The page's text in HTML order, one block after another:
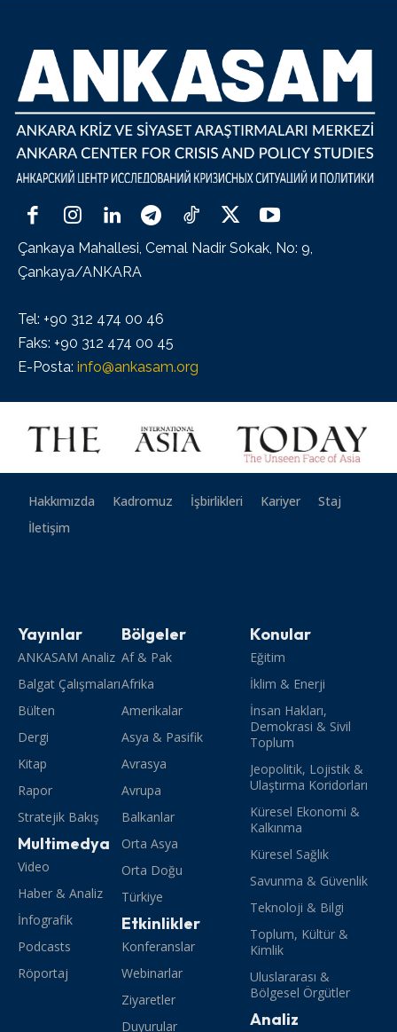
Çankaya Mahallesi, Cemal Nadir Sokak, No: 9,
Çankaya/ANKARA
Tel: +90 312 474 00 46
Faks: +90 312 474 00 45
E-Posta: info@ankasam.org
Hakkımızda Kadromuz İşbirlikleri Kariyer
Staj
İletişim
Yayınlar
ANKASAM Analiz
Balgat Çalışmaları
Bülten
Dergi
Kitap
Rapor
Stratejik Bakış
Multimedya
Video
Haber & Analiz
İnfografik
Podcasts
Röportaj
Bölgeler
Af & Pak
Afrika
Amerikalar
Asya & Pasifik
Avrasya
Avrupa
Balkanlar
Orta Asya
Orta Doğu
Türkiye
Etkinlikler
Konferanslar
Webinarlar
Ziyaretler
Duyurular
Konular
Eğitim
İklim & Enerji
İnsan Hakları,
Demokrasi & Sivil
Toplum
Jeopolitik, Lojistik &
Ulaştırma Koridorları
Küresel Ekonomi &
Kalkınma
Küresel Sağlık
Savunma & Güvenlik
Teknoloji & Bilgi
Toplum, Kültür &
Kimlik
Uluslararası &
Bölgesel Örgütler
Analiz